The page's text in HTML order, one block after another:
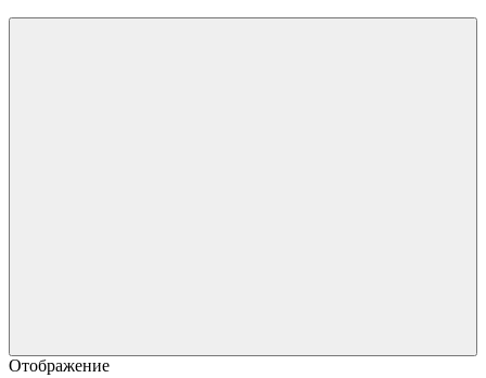
Отображение